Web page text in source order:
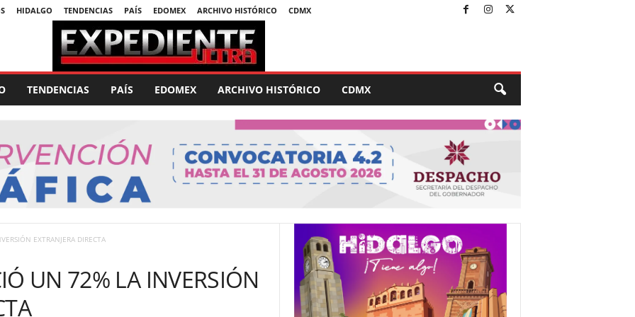
HIDALGO TENDENCIAS PAÍS EDOMEX ARCHIVO HISTÓRICO CDMX
TENDENCIAS PAÍS EDOMEX ARCHIVO HISTÓRICO CDMX
EXTRANJERA DIRECTA
UN 72% LA INVERSIÓN